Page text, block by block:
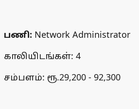
பணி: Network Administrator
காலியிடங்கள்: 4
சம்பளம்: ரூ.29,200 - 92,300